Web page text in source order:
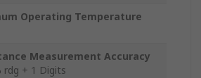
Operating Temperature
Measurement Accuracy
rdg + 1 Digits